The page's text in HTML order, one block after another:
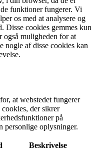
funktioner fungerer. Vi
os med at analysere og
Disse cookies gemmes kun
muligheden for at
af disse cookies kan
at webstedet fungerer
der sikrer
på
personlige oplysninger.
Beskrivelse